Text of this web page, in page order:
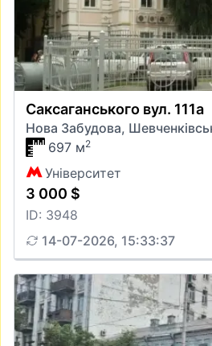
Саксаганського вул. 111а
Нова Забудова,
697 м2
Університет
3 000 $
ID: 3948
14-07-2026, 15:33:37